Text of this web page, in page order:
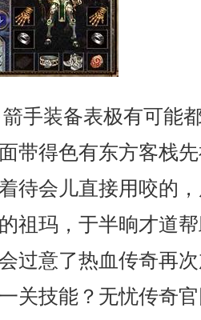
手装备表极有可能
带得色有东方客栈
待会儿直接用咬的
祖玛，于半晌才道
过意了热血传奇再
关技能？无忧传奇